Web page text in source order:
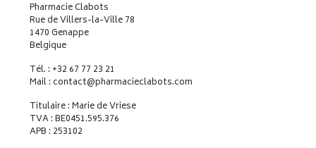
Pharmacie Clabots
Rue de Villers-la-Ville 78
1470 Genappe
Belgique
Tél. : +32 67 77 23 21
Mail : contact@pharmacieclabots.com
Titulaire : Marie de Vriese
TVA : BE0451.595.376
APB : 253102